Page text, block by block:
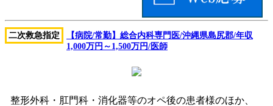
二次救急指定
【病院/常勤】総合内科専門医/沖縄県島尻郡/年収
1,000万円～1,500万円/医師
整形外科・肛門科・消化器等のオペ後の患者様のほか、